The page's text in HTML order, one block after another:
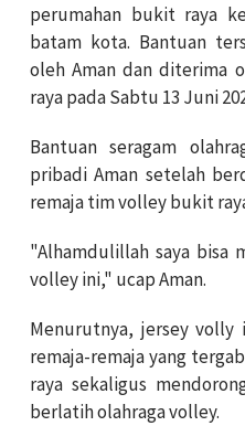
perumahan bukit raya
batam kota. Bantuan
oleh Aman dan diterima
raya pada Sabtu 13 Juni
Bantuan seragam
pribadi Aman setelah
remaja tim volley bukit
"Alhamdulillah saya bisa
volley ini," ucap Aman.
Menurutnya, jersey
remaja-remaja yang
raya sekaligus
berlatih olahraga volley.